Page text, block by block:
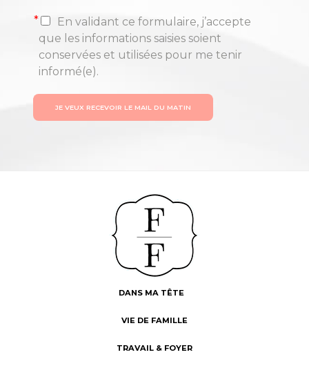
*
En validant ce formulaire, j’accepte
que les informations saisies soient
conservées et utilisées pour me tenir
informé(e).
JE VEUX RECEVOIR LE MAIL DU MATIN
DANS MA TÊTE
VIE DE FAMILLE
TRAVAIL & FOYER